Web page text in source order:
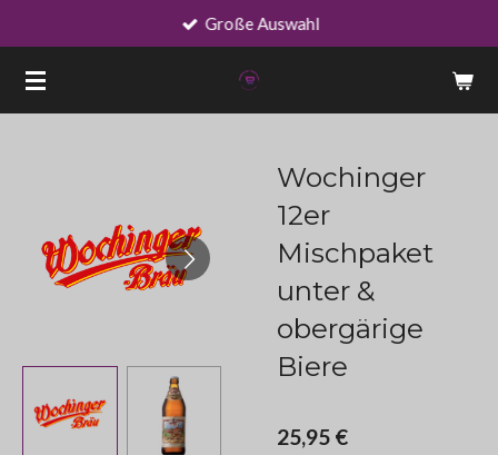
springen
Große Auswahl
Wochinger
12er
Mischpaket
unter &
obergärige
Biere
25,95 €